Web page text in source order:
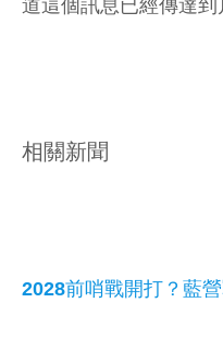
道這個訊息已經傳達
相關新聞
2028前哨戰開打？藍